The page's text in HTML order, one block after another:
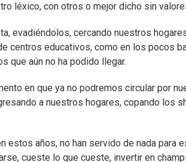
léxico, con otros o mejor dicho sin
evadiéndolos, cercando nuestros
centros educativos, como en los pocos
que aún no ha podido llegar.
en que ya no podremos circular por
a nuestros hogares, copando los
estos años, no han servido de nada para
cueste lo que cueste, invertir en